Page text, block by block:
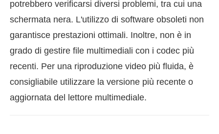
potrebbero verificarsi diversi problemi, tra cui una
schermata nera. L'utilizzo di software obsoleti non
garantisce prestazioni ottimali. Inoltre, non è in
grado di gestire file multimediali con i codec più
recenti. Per una riproduzione video più fluida, è
consigliabile utilizzare la versione più recente o
aggiornata del lettore multimediale.